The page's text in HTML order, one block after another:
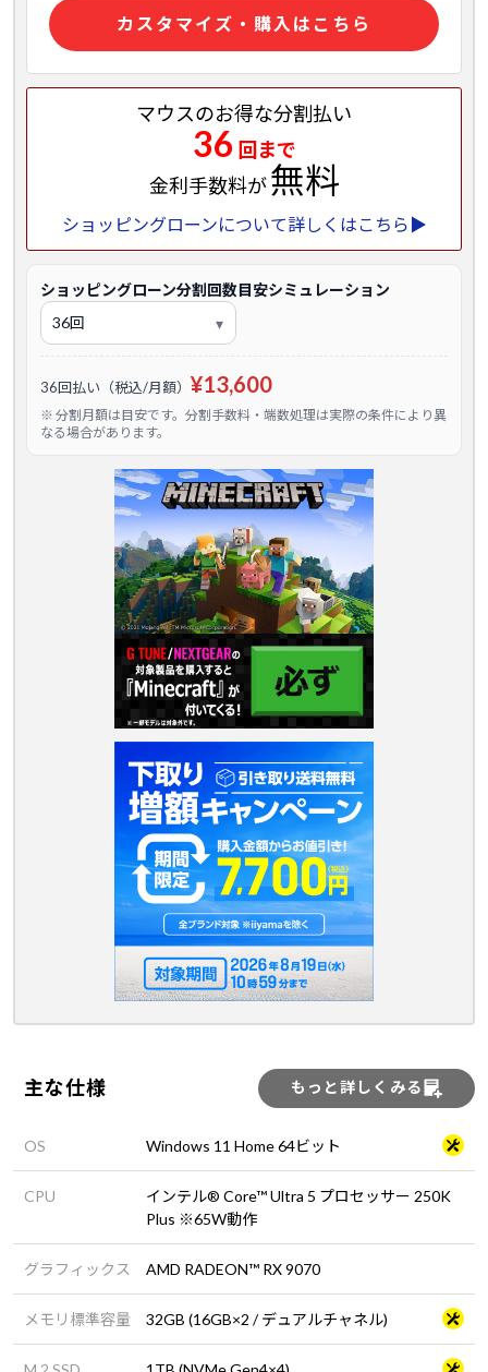
カスタマイズ・購入はこちら
マウスのお得な分割払い
36 回まで
金利手数料が無料
ショッピングローンについて詳しくはこちら▶
ショッピングローン分割回数目安シミュレーション
36回払い（税込/月額） ¥13,600
※ 分割月額は目安です。分割手数料・端数処理は実際の条件により異
なる場合があります。
主な仕様 もっと詳しくみる
OS Windows 11 Home 64ビット
CPU
インテル® Core™ Ultra 5 プロセッサー 250K
Plus ※65W動作
グラフィックス AMD RADEON™ RX 9070
メモリ標準容量 32GB (16GB×2 / デュアルチャネル)